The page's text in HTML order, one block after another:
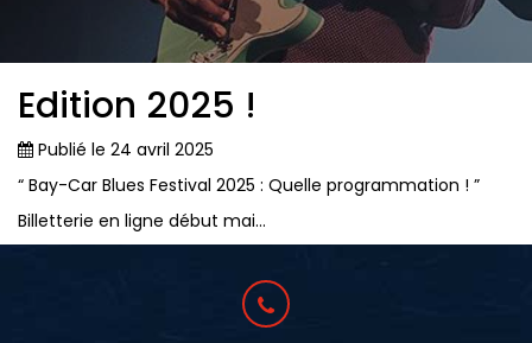
Edition 2025 !
Publié le 24 avril 2025
“ Bay-Car Blues Festival 2025 : Quelle programmation ! ”
Billetterie en ligne début mai...